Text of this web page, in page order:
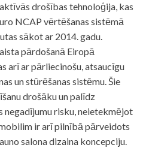
drošības tehnoloģija, kas
NCAP vērtēšanas sistēmā
sākot ar 2014. gadu.
pārdošanā Eiropā
arī ar pārliecinošu, atsaucīgu
un stūrēšanas sistēmu. Šie
drošāku un palīdz
negadījumu risku, neietekmējot
ir arī pilnībā pārveidots
salona dizaina koncepciju.